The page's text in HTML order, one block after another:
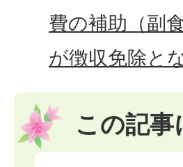
費の補助（副
が徴収免除と
この記